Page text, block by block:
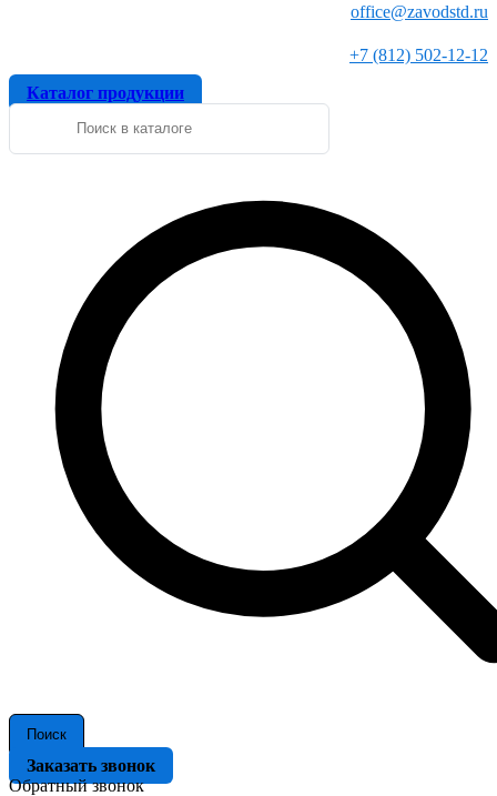
office@zavodstd.ru
+7 (812) 502-12-12
Каталог продукции
Поиск
Заказать звонок
Обратный звонок